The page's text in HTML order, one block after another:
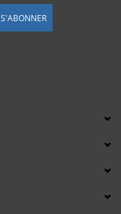
S'ABONNER